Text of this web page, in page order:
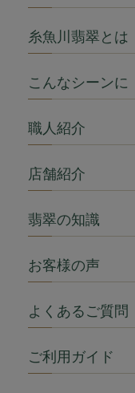
糸魚川翡翠とは
こんなシーンに
職人紹介
店舗紹介
翡翠の知識
お客様の声
よくあるご質問
ご利用ガイド